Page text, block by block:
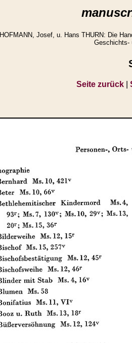
HOFMANN, Josef, u. Hans THURN: Die
Geschichts-
Seite zurück|